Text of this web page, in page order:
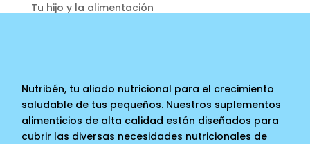
Tu hijo y la alimentación
Nutribén, tu aliado nutricional para el crecimiento
saludable de tus pequeños. Nuestros suplementos
alimenticios de alta calidad están diseñados para
cubrir las diversas necesidades nutricionales de